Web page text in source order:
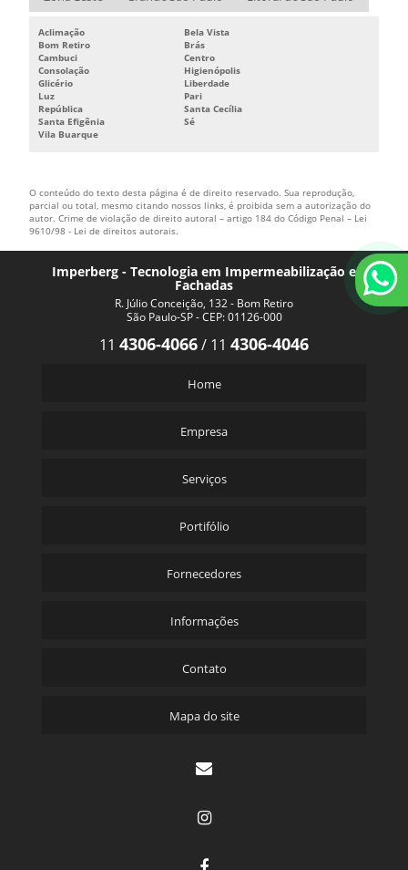
Aclimação
Bela Vista
Bom Retiro
Brás
Cambuci
Centro
Consolação
Higienópolis
Glicério
Liberdade
Luz
Pari
República
Santa Cecília
Santa Efigênia
Sé
Vila Buarque
O conteúdo do texto desta página é de direito reservado. Sua reprodução,
parcial ou total, mesmo citando nossos links, é proibida sem a autorização do
autor. Crime de violação de direito autoral – artigo 184 do Código Penal – Lei
9610/98 - Lei de direitos autorais.
Imperberg - Tecnologia em Impermeabilização e
Fachadas
R. Júlio Conceição, 132 - Bom Retiro
São Paulo-SP - CEP: 01126-000
11 4306-4066/ 11 4306-4046
Home
Empresa
Serviços
Portifólio
Fornecedores
Informações
Contato
Mapa do site